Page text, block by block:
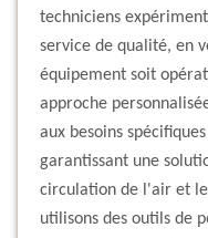
techniciens
service de qualité, en
équipement soit
approche
aux besoins
garantissant une
circulation de l'air et
utilisons des outils de